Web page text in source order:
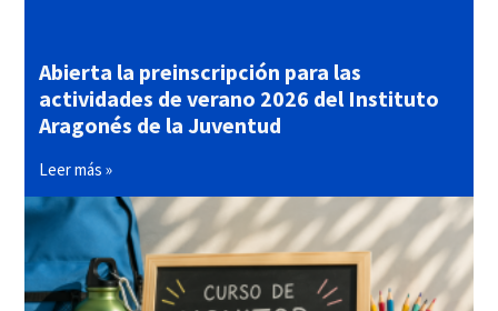
Abierta la preinscripción para las
actividades de verano 2026 del Instituto
Aragonés de la Juventud
Leer más »